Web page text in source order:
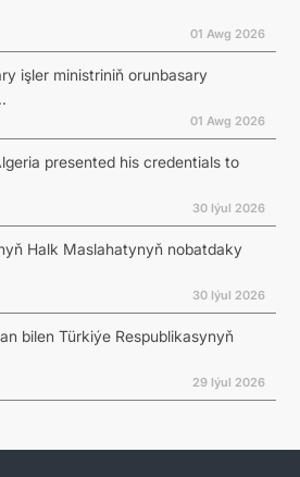
01 Awg 2026
işler ministriniň orunbasary
01 Awg 2026
presented his credentials to
30 Iýul 2026
Halk Maslahatynyň nobatdaky
30 Iýul 2026
bilen Türkiýe Respublikasynyň
29 Iýul 2026